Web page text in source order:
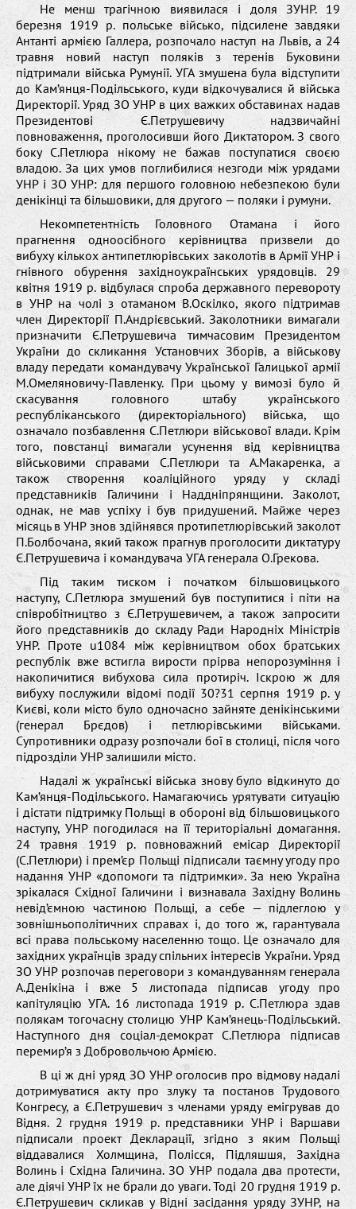
Не менш трагічною виявилася і доля ЗУНР. 19
березня 1919 р. польське військо, підсилене завдяки
Антанті армією Галлера, розпочало наступ на Львів, а 24
травня новий наступ поляків з теренів Буковини
підтримали війська Румунії. УГА змушена була відступити
до Кам’янця-Подільського, куди відкочувалися й війська
Директорії. Уряд ЗО УНР в цих важких обставинах надав
Президентові Є.Петрушевичу надзвичайні
повноваження, проголосивши його Диктатором. З свого
боку С.Петлюра нікому не бажав поступатися своєю
владою. За цих умов поглибилися незгоди між урядами
УНР і ЗО УНР: для першого головною небезпекою були
денікінці та більшовики, для другого — поляки і румуни.
Некомпетентність Головного Отамана і його
прагнення одноосібного керівництва призвели до
вибуху кількох антипетлюрівських заколотів в Армії УНР і
гнівного обурення західноукраїнських урядовців. 29
квітня 1919 р. відбулася спроба державного перевороту
в УНР на чолі з отаманом В.Оскілко, якого підтримав
член Директорії П.Андрієвський. Заколотники вимагали
призначити Є.Петрушевича тимчасовим Президентом
України до скликання Установчих Зборів, а військову
владу передати командувачу Української Галицької армії
М.Омеляновичу-Павленку. При цьому у вимозі було й
скасування головного штабу українського
республіканського (директоріального) війська, що
означало позбавлення С.Петлюри військової влади. Крім
того, повстанці вимагали усунення від керівництва
військовими справами С.Петлюри та А.Макаренка, а
також створення коаліційного уряду у складі
представників Галичини і Наддніпрянщини. Заколот,
однак, не мав успіху і був придушений. Майже через
місяць в УНР знов здійнявся протипетлюрівський заколот
П.Болбочана, який також прагнув проголосити диктатуру
Є.Петрушевича і командувача УГА генерала О.Грекова.
Під таким тиском і початком більшовицького
наступу, С.Петлюра змушений був поступитися і піти на
співробітництво з Є.Петрушевичем, а також запросити
його представників до складу Ради Народніх Міністрів
УНР. Проте u1084 між керівництвом обох братських
республік вже встигла вирости прірва непорозуміння і
накопичитися вибухова сила протиріч. Іскрою ж для
вибуху послужили відомі події 30?31 серпня 1919 р. у
Києві, коли місто було одночасно зайняте денікінськими
(генерал Брєдов) і петлюрівськими військами.
Супротивники одразу розпочали бої в столиці, після чого
підрозділи УНР залишили місто.
Надалі ж українські війська знову було відкинуто до
Кам’янця-Подільського. Намагаючись урятувати ситуацію
і дістати підтримку Польщі в обороні від більшовицького
наступу, УНР погодилася на її територіальні домагання.
24 травня 1919 р. повноважний емісар Директорії
(С.Петлюри) і прем’єр Польщі підписали таємну угоду про
надання УНР «допомоги та підтримки». За нею Україна
зрікалася Східної Галичини і визнавала Західну Волинь
невід’ємною частиною Польщі, а себе — підлеглою у
зовнішньополітичних справах і, до того ж, гарантувала
всі права польському населенню тощо. Це означало для
західних українців зраду спільних інтересів України. Уряд
ЗО УНР розпочав переговори з командуванням генерала
А.Денікіна і вже 5 листопада підписав угоду про
капітуляцію УГА. 16 листопада 1919 р. С.Петлюра здав
полякам тогочасну столицю УНР Кам’янець-Подільський.
Наступного дня соціал-демократ С.Петлюра підписав
перемир’я з Добровольчою Армією.
В ці ж дні уряд ЗО УНР оголосив про відмову надалі
дотримуватися акту про злуку та постанов Трудового
Конгресу, а Є.Петрушевич з членами уряду емігрував до
Відня. 2 грудня 1919 р. представники УНР і Варшави
підписали проект Декларації, згідно з яким Польщі
віддавалися Холмщина, Полісся, Підляшшя, Західна
Волинь і Східна Галичина. ЗО УНР подала два протести,
але діячі УНР їх не брали до уваги. Тоді 20 грудня 1919 р.
Є.Петрушевич скликав у Відні засідання уряду ЗУНР, на